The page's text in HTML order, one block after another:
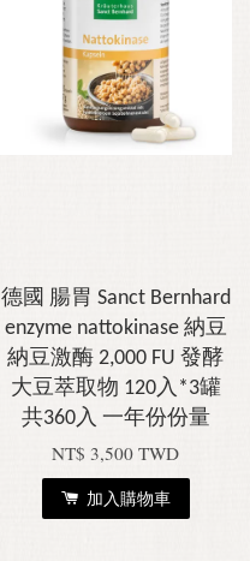
德國 腸胃 Sanct Bernhard
enzyme nattokinase 納豆
納豆激酶 2,000 FU 發酵
大豆萃取物 120入*3罐
共360入 一年份份量
NT$ 3,500 TWD
加入購物車